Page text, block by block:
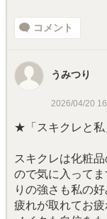
コメント
うみつり
2026/04/20
★「スキクレと
スキクレは化粧
ので気に入って
りの強さも私の
疲れが取れてお